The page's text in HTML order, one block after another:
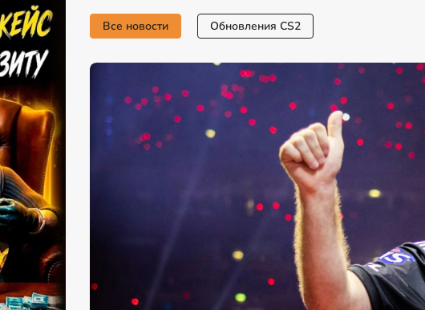
Все новости Обновления CS2